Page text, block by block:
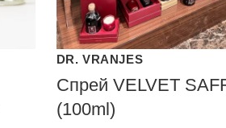
DR. VRANJES
Спрей VELVET
(100ml)